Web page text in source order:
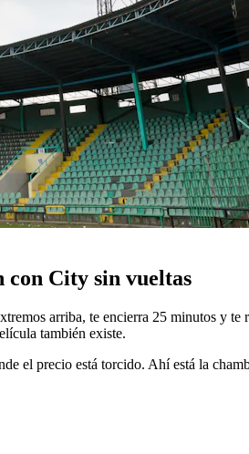
City sin vueltas
arriba, te encierra 25 minutos y
también existe.
el precio está torcido. Ahí está la